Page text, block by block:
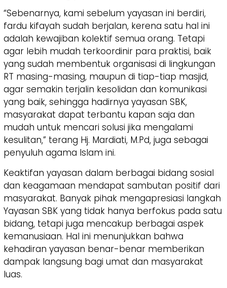
“Sebenarnya, kami sebelum yayasan ini berdiri,
fardu kifayah sudah berjalan, kerena satu hal ini
adalah kewajiban kolektif semua orang. Tetapi
agar lebih mudah terkoordinir para praktisi, baik
yang sudah membentuk organisasi di lingkungan
RT masing-masing, maupun di tiap-tiap masjid,
agar semakin terjalin kesolidan dan komunikasi
yang baik, sehingga hadirnya yayasan SBK,
masyarakat dapat terbantu kapan saja dan
mudah untuk mencari solusi jika mengalami
kesulitan,” terang Hj. Mardiati, M.Pd, juga sebagai
penyuluh agama Islam ini.
Keaktifan yayasan dalam berbagai bidang sosial
dan keagamaan mendapat sambutan positif dari
masyarakat. Banyak pihak mengapresiasi langkah
Yayasan SBK yang tidak hanya berfokus pada satu
bidang, tetapi juga mencakup berbagai aspek
kemanusiaan. Hal ini menunjukkan bahwa
kehadiran yayasan benar-benar memberikan
dampak langsung bagi umat dan masyarakat
luas.